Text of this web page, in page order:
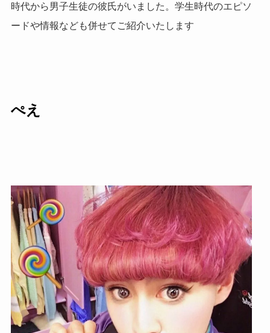
時代から男子生徒の彼氏がいました。学生時代のエピソ
ードや情報なども併せてご紹介いたします
ぺえ